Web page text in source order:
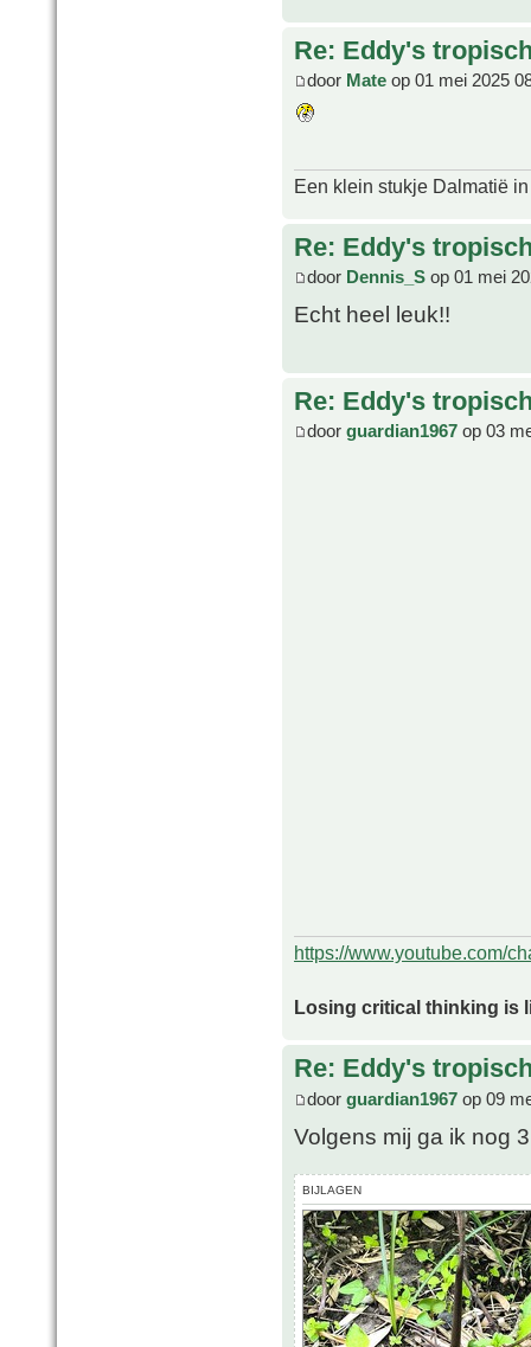
Re: Eddy's
door Mate op 01 mei 2025
Een klein stukje Dalmatië
Re: Eddy's
door Dennis_S op 01 mei
Echt heel leuk!!
Re: Eddy's
door guardian1967 op 03
https://www.youtube.com/
Losing critical thinking is
Re: Eddy's
door guardian1967 op 09
Volgens mij ga ik nog
BIJLAGEN